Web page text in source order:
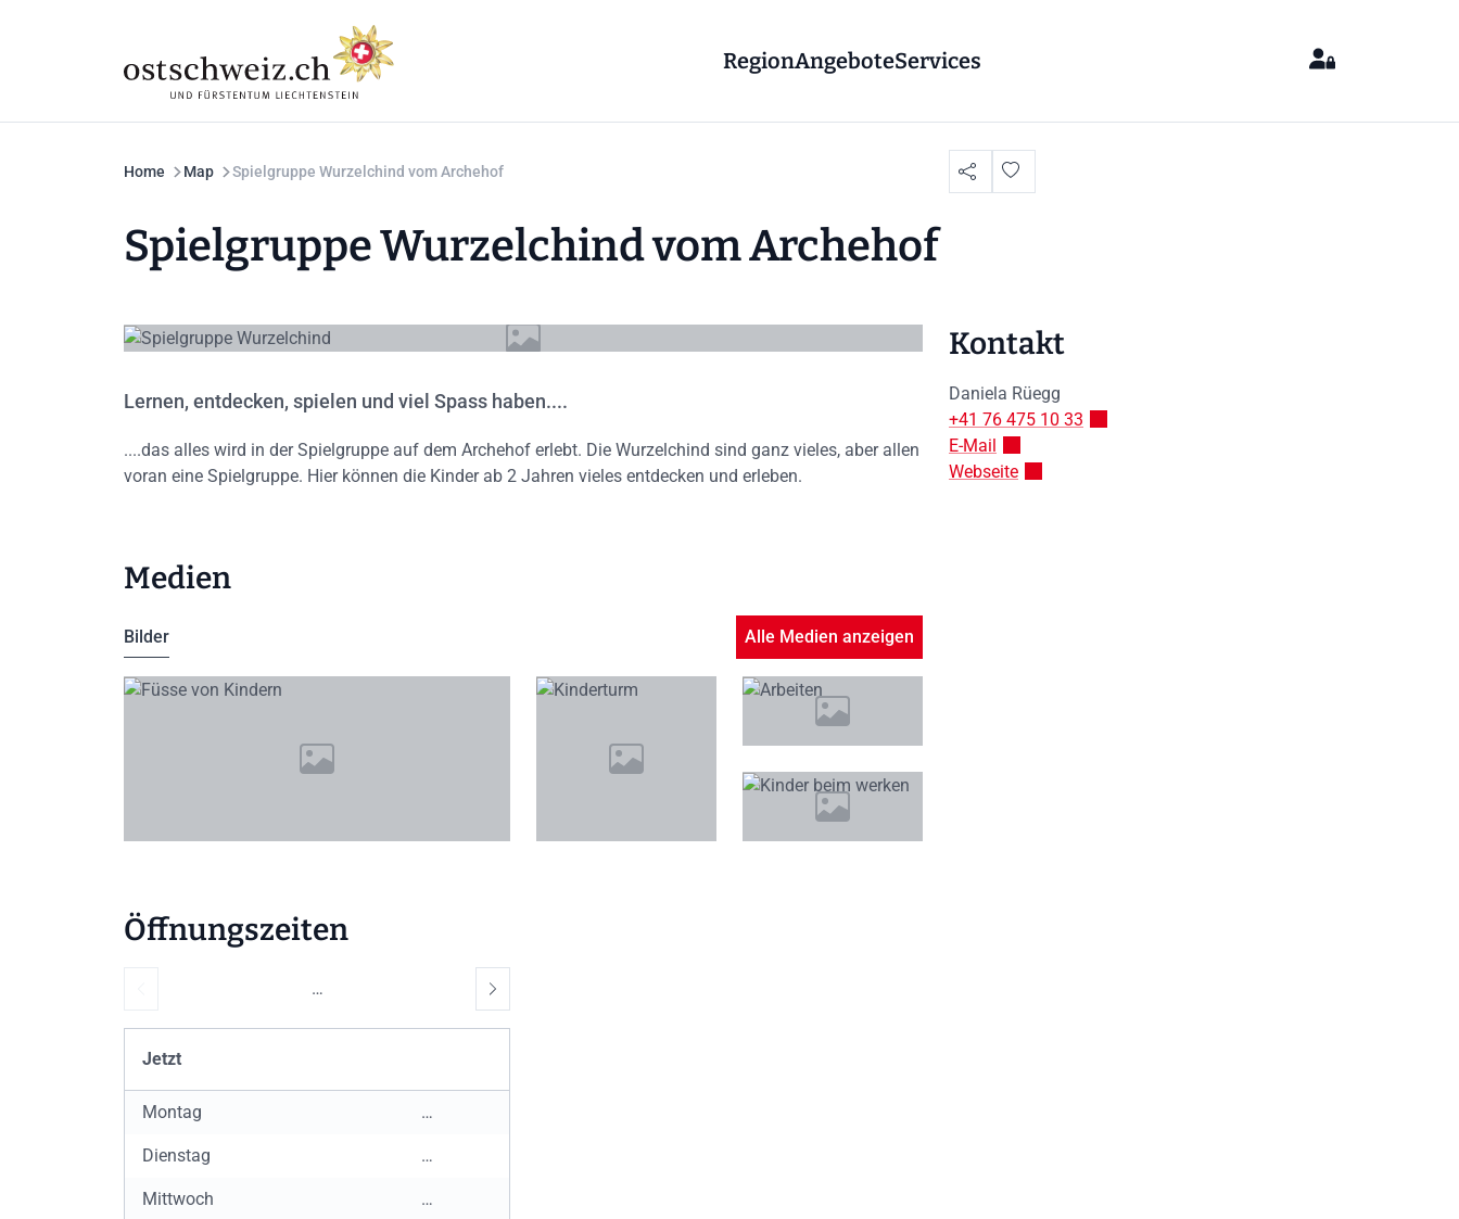
RegionAngeboteServices
Home Map Spielgruppe Wurzelchind vom Archehof
Spielgruppe Wurzelchind vom Archehof
Lernen, entdecken, spielen und viel Spass haben....
....das alles wird in der Spielgruppe auf dem Archehof erlebt. Die Wurzelchind sind ganz vieles, aber allen
voran eine Spielgruppe. Hier können die Kinder ab 2 Jahren vieles entdecken und erleben.
Medien
Bilder Alle Medien anzeigen
Öffnungszeiten
…
Jetzt
Montag …
Dienstag …
Mittwoch …
Kontakt
Daniela Rüegg
+41 76 475 10 33
E-Mail
Webseite